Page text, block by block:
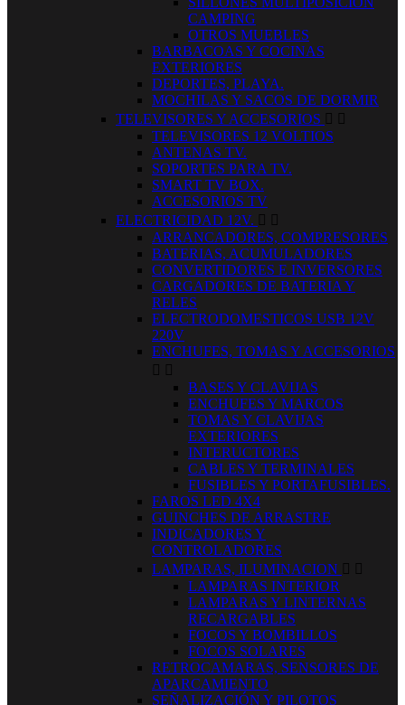
CAMPING
OTROS MUEBLES
BARBACOAS Y COCINAS
EXTERIORES
DEPORTES, PLAYA.
MOCHILAS Y SACOS DE DORMIR
TELEVISORES Y ACCESORIOS  
TELEVISORES 12 VOLTIOS
ANTENAS TV.
SOPORTES PARA TV.
SMART TV BOX.
ACCESORIOS TV
ELECTRICIDAD 12V.  
ARRANCADORES, COMPRESORES
BATERIAS, ACUMULADORES
CONVERTIDORES E INVERSORES
CARGADORES DE BATERIA Y
RELES
ELECTRODOMESTICOS USB 12V
220V
ENCHUFES, TOMAS Y ACCESORIOS
 
BASES Y CLAVIJAS
ENCHUFES Y MARCOS
TOMAS Y CLAVIJAS
EXTERIORES
INTERUCTORES
CABLES Y TERMINALES
FUSIBLES Y PORTAFUSIBLES.
FAROS LED 4X4
GUINCHES DE ARRASTRE
INDICADORES Y
CONTROLADORES
LAMPARAS, ILUMINACION  
LAMPARAS INTERIOR
LAMPARAS Y LINTERNAS
RECARGABLES
FOCOS Y BOMBILLOS
FOCOS SOLARES
RETROCAMARAS, SENSORES DE
APARCAMIENTO
SEÑALIZACIÓN Y PILOTOS